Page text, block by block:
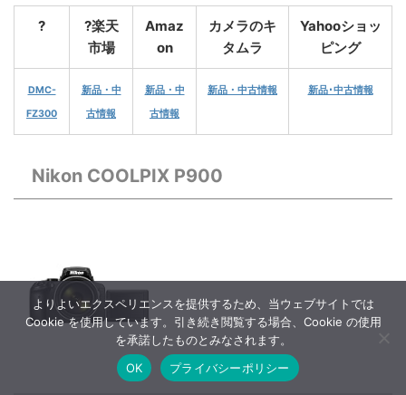
?
?楽天
市場
Amaz
on
カメラのキ
タムラ
Yahooショッ
ピング
DMC-
FZ300
新品・中
古情報
新品・中
古情報
新品・中古情報 新品･中古情報
Nikon COOLPIX P900
よりよいエクスペリエンスを提供するため、当ウェブサイトでは
Cookie を使用しています。引き続き閲覧する場合、Cookie の使用
を承諾したものとみなされます。
OK
プライバシーポリシー